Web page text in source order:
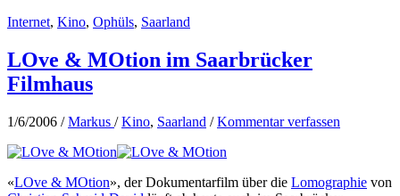
Internet, Kino, Ophüls, Saarland
LOve & MOtion im Saarbrücker
Filmhaus
1/6/2006 /Markus /Kino, Saarland /Kommentar verfassen
«LOve & MOtion», der Dokumentarfilm über die Lomographie von